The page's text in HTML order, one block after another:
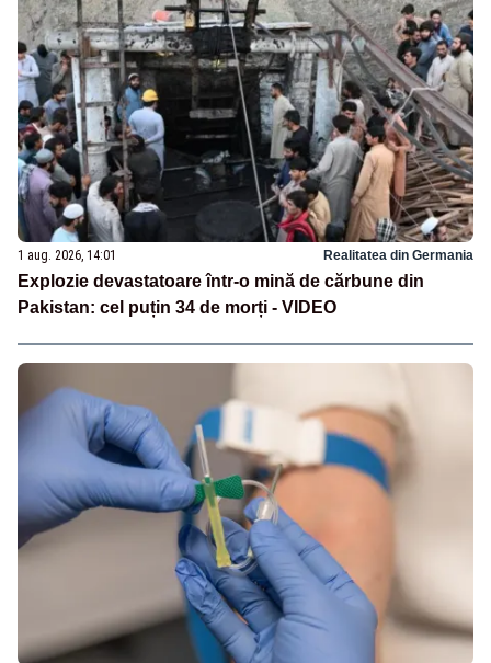
1 aug. 2026, 14:01 Realitatea din Germania
Explozie devastatoare într-o mină de cărbune din
Pakistan: cel puțin 34 de morți - VIDEO